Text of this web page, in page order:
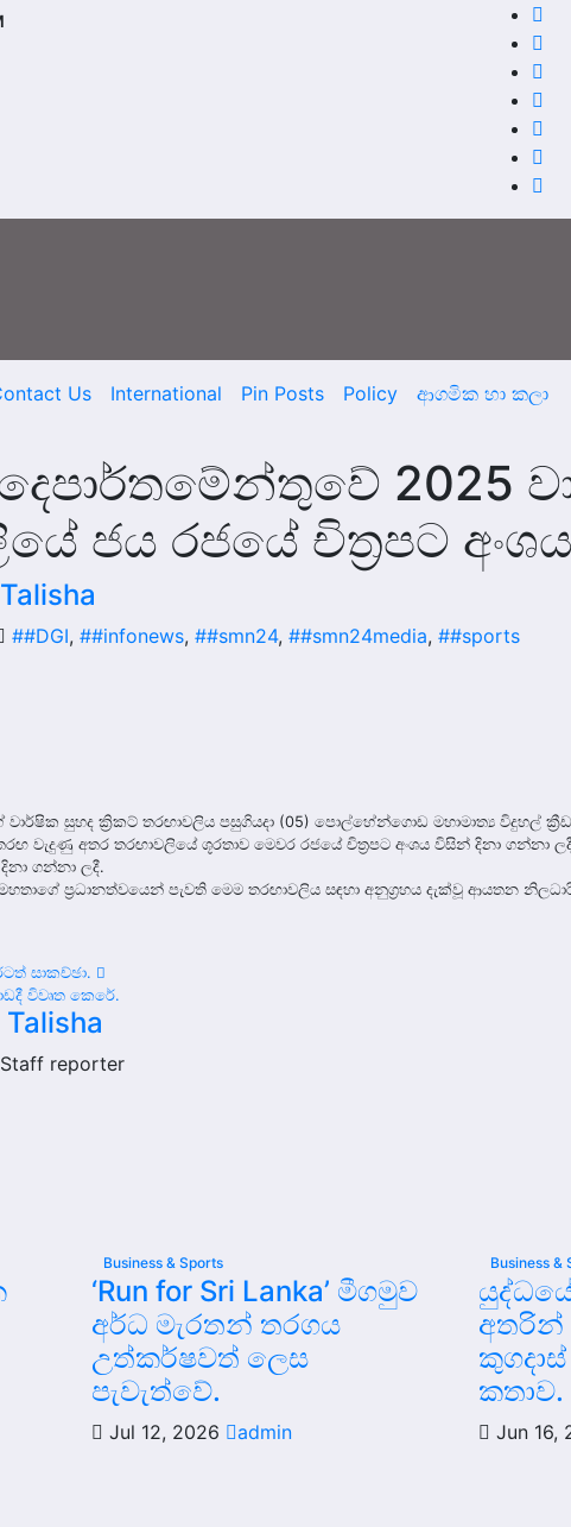
Us International Pin Posts Policy ආගමික හා කලා
2025
ජය රජයේ චිත්‍රපට
##DGI, ##infonews, ##smn24, ##smn24media, ##sports
සුහද ක්‍රිකට් තරඟාවලිය පසුගියදා (05) පොල්හේන්ගොඩ මහාමාත්‍ය විදුහල්
වැදුණු අතර තරඟාවලියේ ශූරතාව මෙවර රජයේ චිත්‍රපට අංශය විසින් දිනා ගන්නා
ගන්නා ලදී.
ප්‍රධානත්වයෙන් පැවති මෙම තරඟාවලිය සඳහා අනුග්‍රහය දැක්වූ ආයතන
සාකච්ඡා.
විවෘත කෙරේ.
reporter
Business & Sports
‘Run for Sri Lanka’ මීගමුව
අර්ධ මැරතන් තරගය
උත්කර්ෂවත් ලෙස
පැවැත්වේ.
Jul 12, 2026 admin
Business &
අතරින්
කතාව.
Jun 16,